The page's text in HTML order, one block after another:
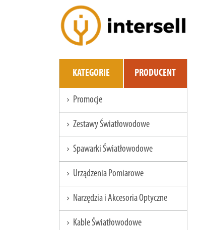
KATEGORIE PRODUCENT
chevron_right Promocje
chevron_right Zestawy Światłowodowe
chevron_right Spawarki Światłowodowe
chevron_right Urządzenia Pomiarowe
chevron_right Narzędzia i Akcesoria Optyczne
chevron_right Kable Światłowodowe